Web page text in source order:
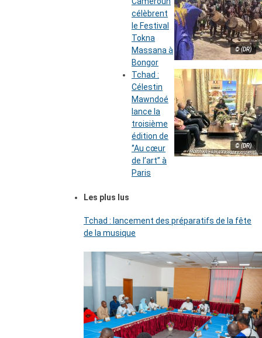
© (DR)
célèbrent
le Festival
Tokna
Massana à
Bongor
© (DR)
Tchad :
Célestin
Mawndoé
lance la
troisième
édition de
‘’Au cœur
de l’art’’ à
Paris
Les plus lus
Tchad : lancement des préparatifs de la fête
de la musique